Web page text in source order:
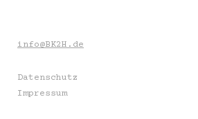
info@BK2H.de
Datenschutz
Impressum